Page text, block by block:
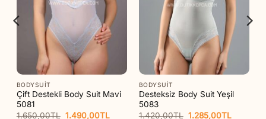
BODYSUIT
Çift Destekli Body Suit Mavi
5081
1.650,00TL Orijinal
1.490,00TL
BODYSUIT
Desteksiz Body Suit Yeşil
5083
1.420,00TL Orijinal
1.285,00TL